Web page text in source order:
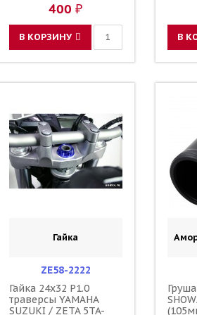
110090000601
110090000501
F45300001
400 ₽
В КОРЗИНУ В
Гайка
ZE58-2222
Гайка 24x32 P1.0
траверсы YAMAHA
SUZUKI / ZETA 5TA-